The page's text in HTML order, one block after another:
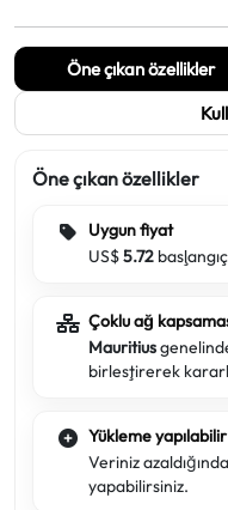
Öne çıkan özellikler
Öne çıkan özellikler
Uygun fiyat
US$5.72
Çoklu ağ
Mauritius
birleştirerek
Yükleme yapılabilir
Veriniz
yapabilirsiniz.